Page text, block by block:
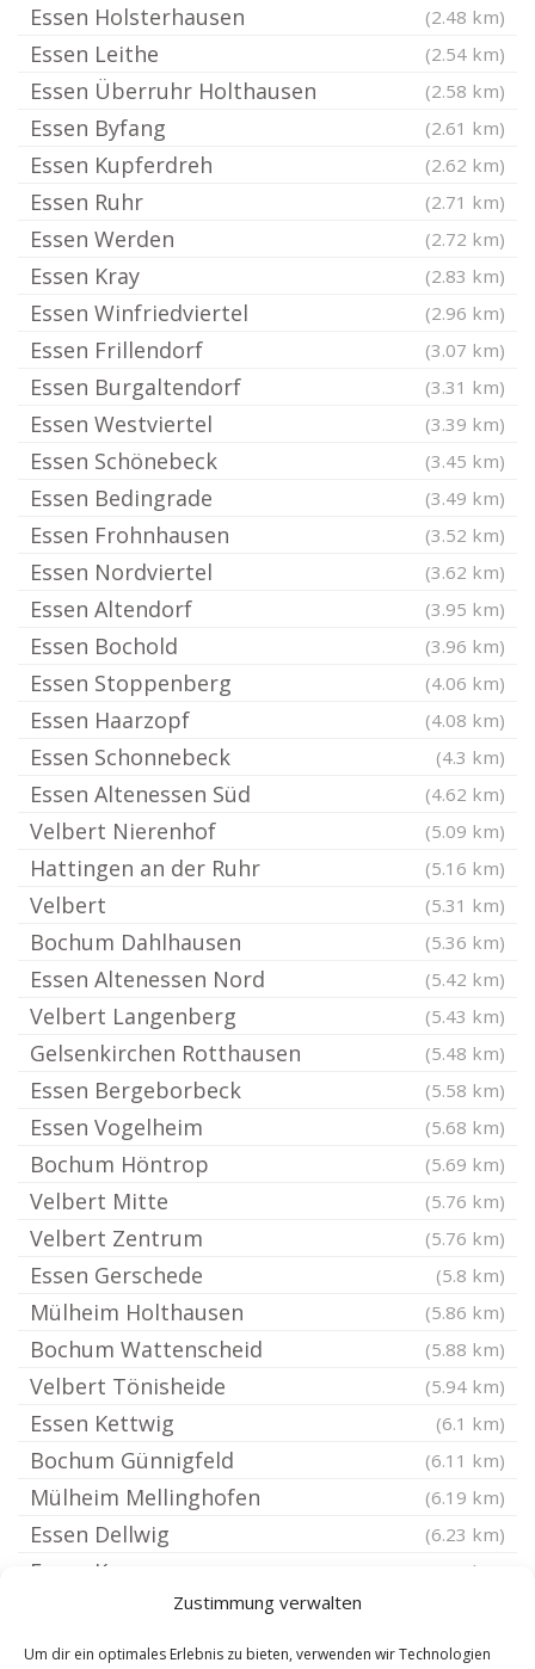
Zustimmung verwalten
Um dir ein optimales Erlebnis zu bieten, verwenden wir Technologien
Essen Holsterhausen (2.48 km)
Essen Leithe (2.54 km)
Essen Überruhr Holthausen (2.58 km)
Essen Byfang (2.61 km)
Essen Kupferdreh (2.62 km)
Essen Ruhr (2.71 km)
Essen Werden (2.72 km)
Essen Kray (2.83 km)
Essen Winfriedviertel (2.96 km)
Essen Frillendorf (3.07 km)
Essen Burgaltendorf (3.31 km)
Essen Westviertel (3.39 km)
Essen Schönebeck (3.45 km)
Essen Bedingrade (3.49 km)
Essen Frohnhausen (3.52 km)
Essen Nordviertel (3.62 km)
Essen Altendorf (3.95 km)
Essen Bochold (3.96 km)
Essen Stoppenberg (4.06 km)
Essen Haarzopf (4.08 km)
Essen Schonnebeck (4.3 km)
Essen Altenessen Süd (4.62 km)
Velbert Nierenhof (5.09 km)
Hattingen an der Ruhr (5.16 km)
Velbert (5.31 km)
Bochum Dahlhausen (5.36 km)
Essen Altenessen Nord (5.42 km)
Velbert Langenberg (5.43 km)
Gelsenkirchen Rotthausen (5.48 km)
Essen Bergeborbeck (5.58 km)
Essen Vogelheim (5.68 km)
Bochum Höntrop (5.69 km)
Velbert Mitte (5.76 km)
Velbert Zentrum (5.76 km)
Essen Gerschede (5.8 km)
Mülheim Holthausen (5.86 km)
Bochum Wattenscheid (5.88 km)
Velbert Tönisheide (5.94 km)
Essen Kettwig (6.1 km)
Bochum Günnigfeld (6.11 km)
Mülheim Mellinghofen (6.19 km)
Essen Dellwig (6.23 km)
Essen Karnap (6.28 km)
Bottrop Welheimer Mark
Gelsenkirchen Ückendorf (6.43 km)